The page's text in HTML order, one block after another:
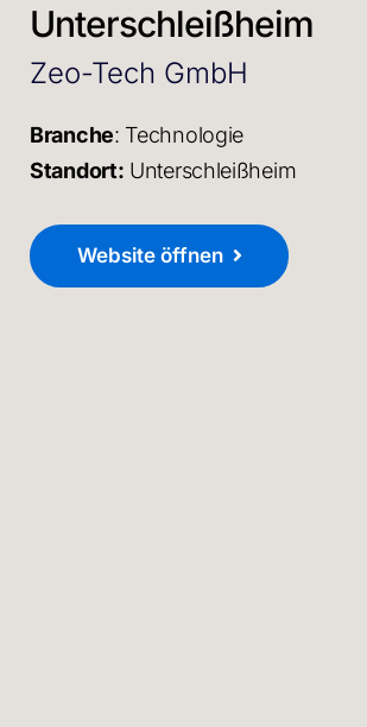
Unterschleißheim
Zeo-Tech GmbH
Branche: Technologie
Standort: Unterschleißheim
Website öffnen